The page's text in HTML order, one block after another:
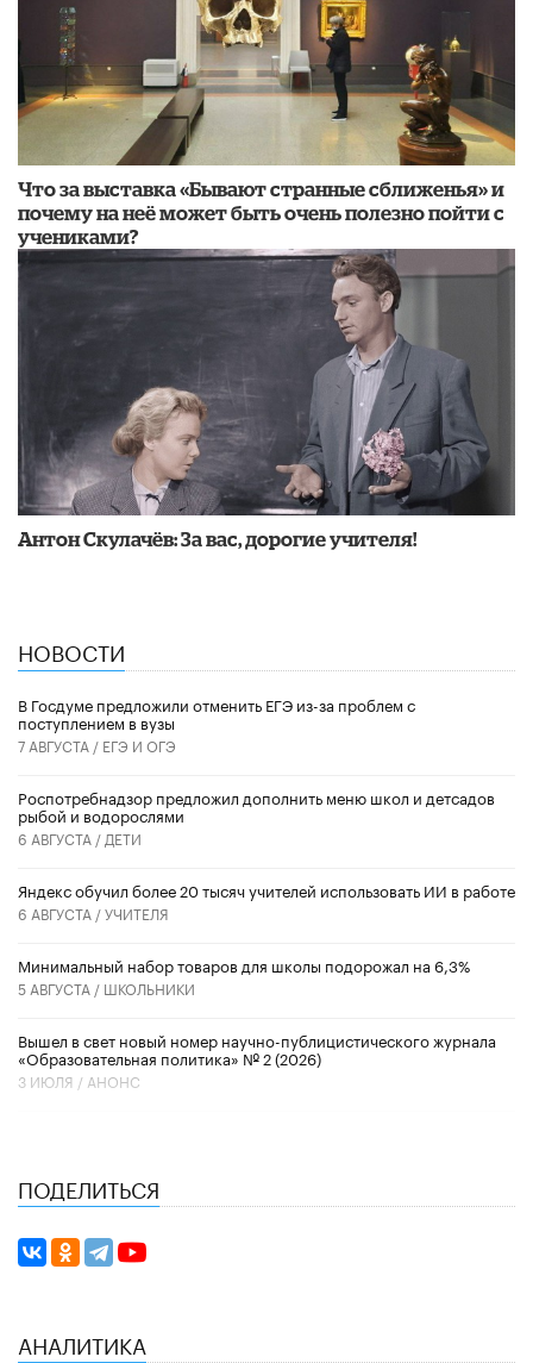
Что за выставка «Бывают странные сближенья» и
почему на неё может быть очень полезно пойти с
учениками?
Антон Скулачёв: За вас, дорогие учителя!
НОВОСТИ
В Госдуме предложили отменить ЕГЭ из-за проблем с
поступлением в вузы
7 АВГУСТА / ЕГЭ И ОГЭ
Роспотребнадзор предложил дополнить меню школ и детсадов
рыбой и водорослями
6 АВГУСТА / ДЕТИ
​Яндекс обучил более 20 тысяч учителей использовать ИИ в работе
6 АВГУСТА /УЧИТЕЛЯ
Минимальный набор товаров для школы подорожал на 6,3%
5 АВГУСТА / ШКОЛЬНИКИ
Вышел в свет новый номер научно-публицистического журнала
«Образовательная политика» № 2 (2026)
3 ИЮЛЯ / АНОНС
ПОДЕЛИТЬСЯ
АНАЛИТИКА